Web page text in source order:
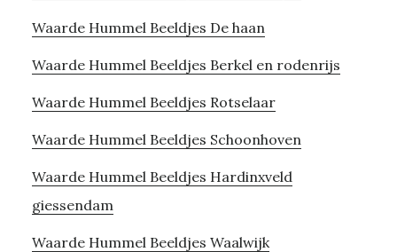
Waarde Hummel Beeldjes De haan
Waarde Hummel Beeldjes Berkel en rodenrijs
Waarde Hummel Beeldjes Rotselaar
Waarde Hummel Beeldjes Schoonhoven
Waarde Hummel Beeldjes Hardinxveld
giessendam
Waarde Hummel Beeldjes Waalwijk